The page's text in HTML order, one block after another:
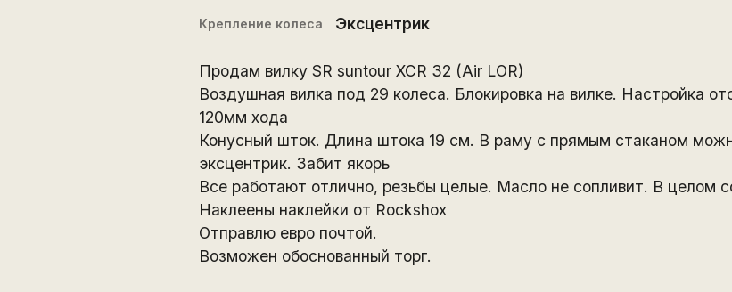
Крепление колеса Эксцентрик
Продам вилку SR suntour XCR 32 (Air LOR)
Воздушная вилка под 29 колеса. Блокировка на вилке. Настройка
120мм хода
Конусный шток. Длина штока 19 см. В раму с прямым стаканом
эксцентрик. Забит якорь
Все работают отлично, резьбы целые. Масло не сопливит. В целом
Наклеены наклейки от Rockshox
Отправлю евро почтой.
Возможен обоснованный торг.